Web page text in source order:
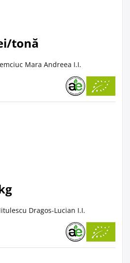
tonă
Mara Andreea I.I.
Dragos-Lucian I.I.